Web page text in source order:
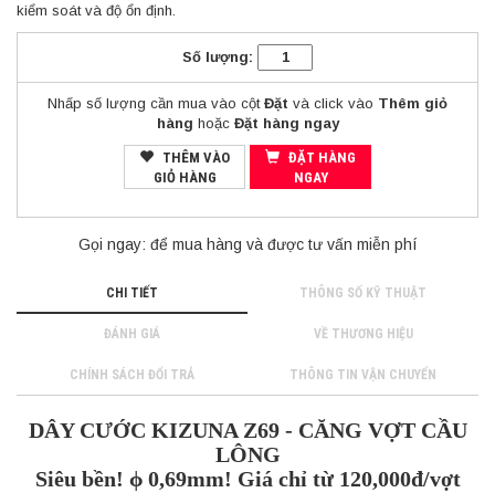
kiểm soát và độ ổn định.
Số lượng:
Nhấp số lượng cần mua vào cột Đặt và click vào Thêm giỏ
hàng hoặc Đặt hàng ngay
GIỎ HÀNG
NGAY
Gọi ngay: để mua hàng và được tư vấn miễn phí
CHI TIẾT THÔNG SỐ KỸ THUẬT
ĐÁNH GIÁ VỀ THƯƠNG HIỆU
CHÍNH SÁCH ĐỔI TRẢ THÔNG TIN VẬN CHUYỂN
DÂY CƯỚC KIZUNA Z69 - CĂNG VỢT CẦU
LÔNG
Siêu bền! ϕ 0,69mm! Giá chỉ từ 120,000đ/vợt